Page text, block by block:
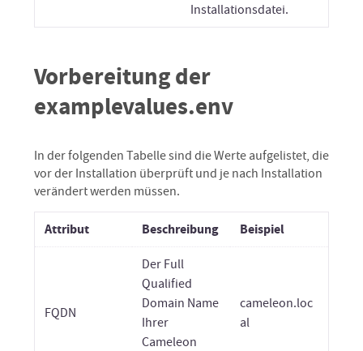
Installationsdatei.
Vorbereitung der
examplevalues.env
In der folgenden Tabelle sind die Werte aufgelistet, die
vor der Installation überprüft und je nach Installation
verändert werden müssen.
Attribut Beschreibung Beispiel
FQDN
Der Full
Qualified
Domain Name
Ihrer
Cameleon
cameleon.loc
al